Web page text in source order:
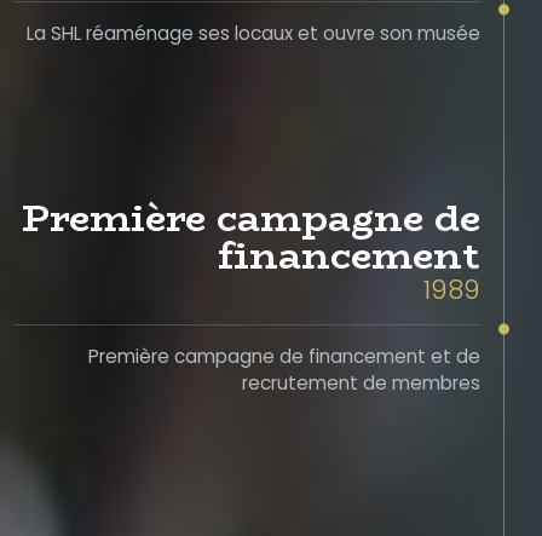
La SHL réaménage ses locaux et ouvre son musée
Première campagne de
financement
1989
Première campagne de financement et de
recrutement de membres